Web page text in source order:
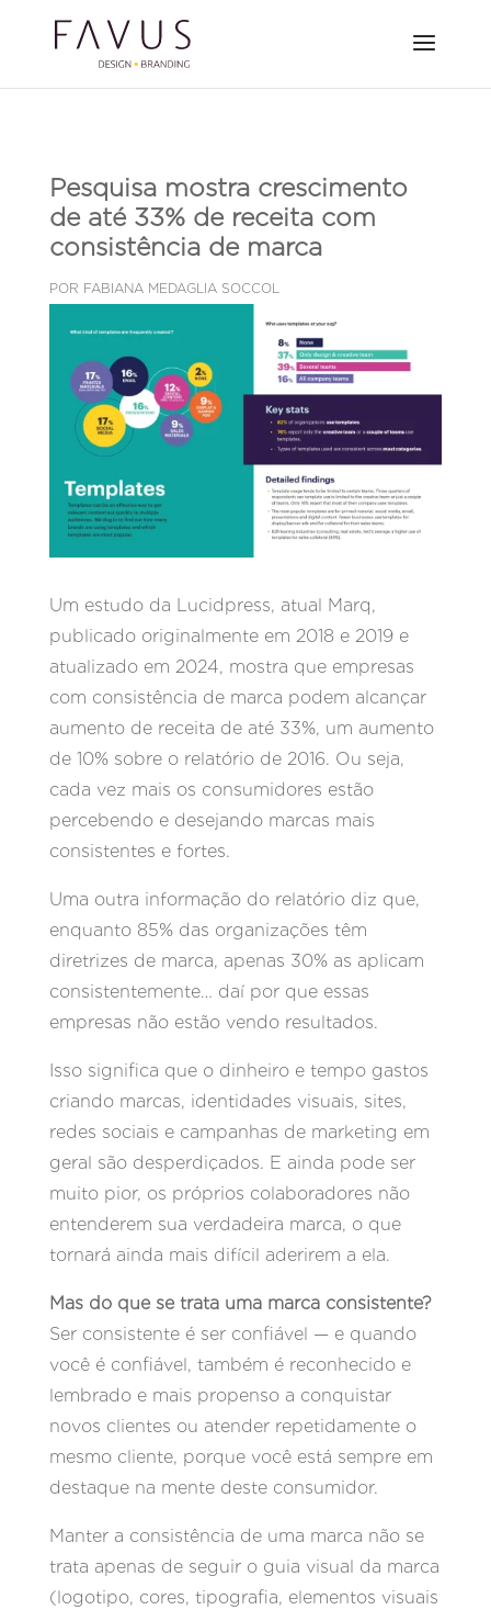
Pesquisa mostra crescimento
de até 33% de receita com
consistência de marca
POR FABIANA MEDAGLIA SOCCOL
Um estudo da Lucidpress, atual Marq,
publicado originalmente em 2018 e 2019 e
atualizado em 2024, mostra que empresas
com consistência de marca podem alcançar
aumento de receita de até 33%, um aumento
de 10% sobre o relatório de 2016. Ou seja,
cada vez mais os consumidores estão
percebendo e desejando marcas mais
consistentes e fortes.
Uma outra informação do relatório diz que,
enquanto 85% das organizações têm
diretrizes de marca, apenas 30% as aplicam
consistentemente… daí por que essas
empresas não estão vendo resultados.
Isso significa que o dinheiro e tempo gastos
criando marcas, identidades visuais, sites,
redes sociais e campanhas de marketing em
geral são desperdiçados. E ainda pode ser
muito pior, os próprios colaboradores não
entenderem sua verdadeira marca, o que
tornará ainda mais difícil aderirem a ela.
Mas do que se trata uma marca consistente?
Ser consistente é ser confiável — e quando
você é confiável, também é reconhecido e
lembrado e mais propenso a conquistar
novos clientes ou atender repetidamente o
mesmo cliente, porque você está sempre em
destaque na mente deste consumidor.
Manter a consistência de uma marca não se
trata apenas de seguir o guia visual da marca
(logotipo, cores, tipografia, elementos visuais